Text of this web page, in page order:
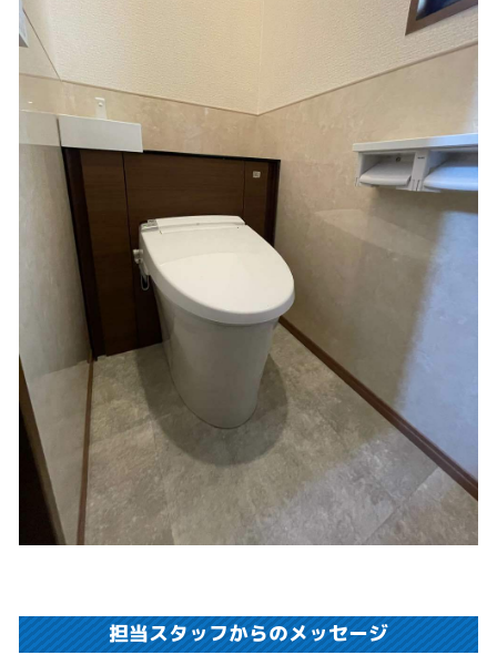
担当スタッフからのメッセージ